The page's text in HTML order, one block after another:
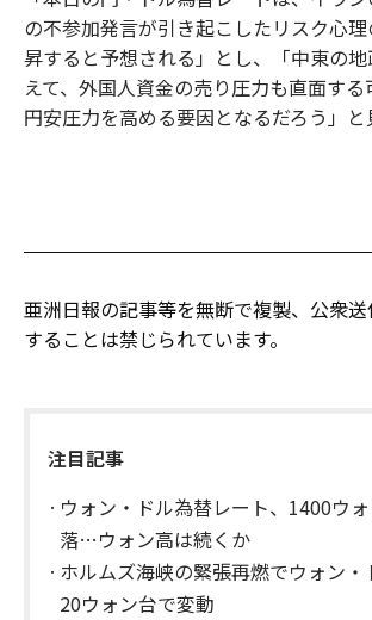
の不参加発言が引き起こしたリスク心
昇すると予想される」とし、「中東の
えて、外国人資金の売り圧力も直面する
円安圧力を高める要因となるだろう」と
亜洲日報の記事等を無断で複製、公衆
することは禁じられています。
注目記事
ウォン・ドル為替レート、1400ウ
落…ウォン高は続くか
ホルムズ海峡の緊張再燃でウォン
20ウォン台で変動